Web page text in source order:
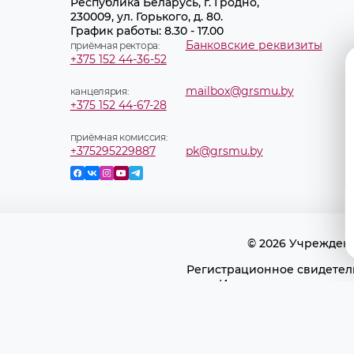
230009, ул. Горького, д. 80.
График работы: 8.30 - 17.00
приёмная ректора:
+375 152 44-36-52
Банковские реквизиты
канцелярия:
+375 152 44-67-28
mailbox@grsmu.by
приёмная комиссия:
+375295229887 pk@grsmu.by
© 2026
Регистрационное
Использование